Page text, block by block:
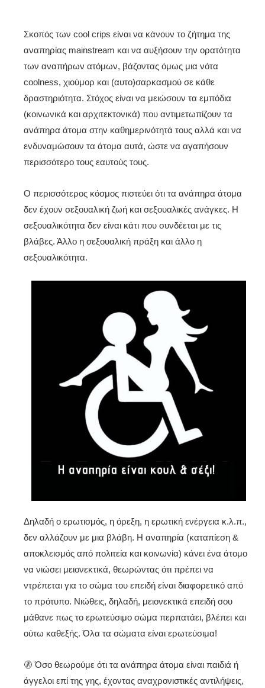
Σκοπός των cool crips είναι να κάνουν το ζήτημα της
αναπηρίας mainstream και να αυξήσουν την ορατότητα
των αναπήρων ατόμων, βάζοντας όμως μια νότα
coolness, χιούμορ και (αυτο)σαρκασμού σε κάθε
δραστηριότητα. Στόχος είναι να μειώσουν τα εμπόδια
(κοινωνικά και αρχιτεκτονικά) που αντιμετωπίζουν τα
ανάπηρα άτομα στην καθημερινότητά τους αλλά και να
ενδυναμώσουν τα άτομα αυτά, ώστε να αγαπήσουν
περισσότερο τους εαυτούς τους.
Ο περισσότερος κόσμος πιστεύει ότι τα ανάπηρα άτομα
δεν έχουν σεξουαλική ζωή και σεξουαλικές ανάγκες. Η
σεξουαλικότητα δεν είναι κάτι που συνδέεται με τις
βλάβες. Άλλο η σεξουαλική πράξη και άλλο η
σεξουαλικότητα.
Δηλαδή ο ερωτισμός, η όρεξη, η ερωτική ενέργεια κ.λ.π.,
δεν αλλάζουν με μια βλάβη. Η αναπηρία (καταπίεση &
αποκλεισμός από πολιτεία και κοινωνία) κάνει ένα άτομο
να νιώσει μειονεκτικά, θεωρώντας ότι πρέπει να
ντρέπεται για το σώμα του επειδή είναι διαφορετικό από
το πρότυπο. Νιώθεις, δηλαδή, μειονεκτικά επειδή σου
μάθανε πως το ερωτεύσιμο σώμα περπατάει, βλέπει και
ούτω καθεξής. Όλα τα σώματα είναι ερωτεύσιμα!
🚷 Όσο θεωρούμε ότι τα ανάπηρα άτομα είναι παιδιά ή
άγγελοι επί της γης, έχοντας αναχρονιστικές αντιλήψεις,